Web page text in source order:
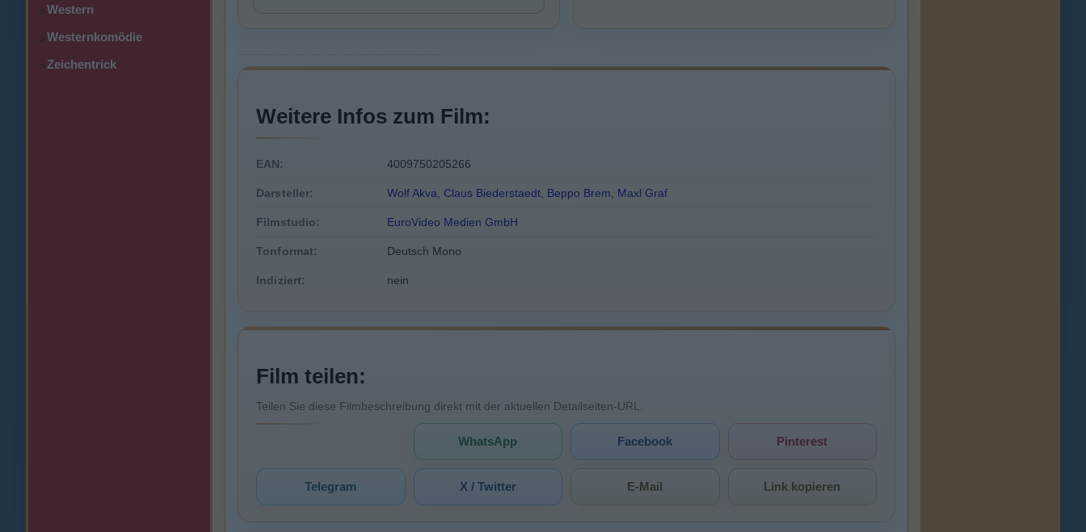
>Western
>Westernkomödie
>Zeichentrick
Weitere Infos zum Film:
EAN: 4009750205266
Darsteller: Wolf Akva Claus Biederstaedt Beppo Brem Maxl Graf
Filmstudio: EuroVideo Medien GmbH
Tonformat: Deutsch Mono
Indiziert: nein
Film teilen:
Teilen Sie diese Filmbeschreibung direkt mit der aktuellen Detailseiten-URL.
WhatsApp Facebook Pinterest
Telegram X / Twitter E-Mail Link kopieren